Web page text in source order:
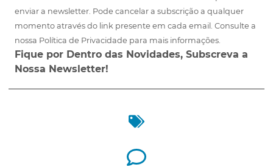
enviar a newsletter. Pode cancelar a subscrição a qualquer
momento através do link presente em cada email. Consulte a
nossa Política de Privacidade para mais informações.
Fique por Dentro das Novidades, Subscreva a
Nossa Newsletter!